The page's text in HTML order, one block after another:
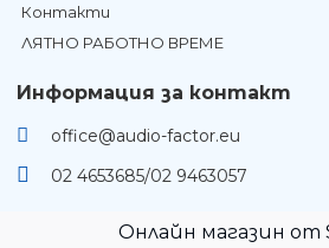
Контакти
ЛЯТНО РАБОТНО ВРЕМЕ
Информация за контакт
office@audio-factor.eu
02 4653685/02 9463057
Онлайн магазин от